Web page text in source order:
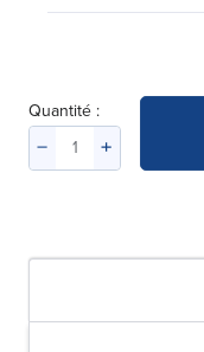
Quantité :